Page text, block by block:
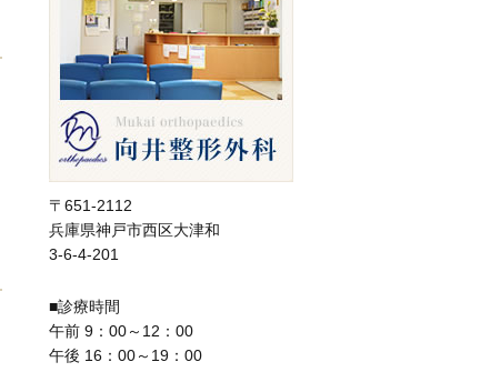
〒651-2112
兵庫県神戸市西区大津和
3-6-4-201
■診療時間
午前 9：00～12：00
午後 16：00～19：00